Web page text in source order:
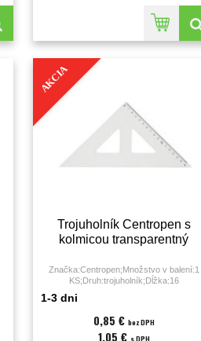
AKCIA
Trojuholník Centropen s
kolmicou transparentný
Značka:Centropen;Množstvo v balení:1
KS;Druh:trojuholník;Dĺžka:16
1-3 dni
0,85 € bez DPH
1,05 €